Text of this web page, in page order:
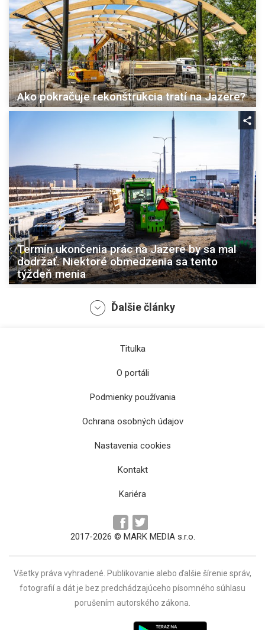
Ako pokračuje rekonštrukcia tratí na Jazere?
Termín ukončenia prác na Jazere by sa mal
dodržať. Niektoré obmedzenia sa tento
týždeň menia
Uzavretie úsekov na Slaneckej prispelo k
výrazným meškaniam v rannej špičke
Ďalšie články
Titulka
O portáli
Podmienky používania
Ochrana osobných údajov
Nastavenia cookies
Kontakt
Kariéra
2017-2026 © MARK MEDIA s.r.o.
Všetky práva vyhradené. Publikovanie alebo ďalšie šírenie správ,
fotografií a dát je bez predchádzajúceho písomného súhlasu
porušením autorského zákona.